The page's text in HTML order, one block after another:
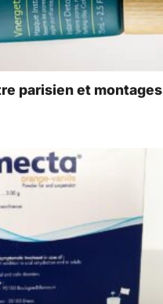
parisien et montages